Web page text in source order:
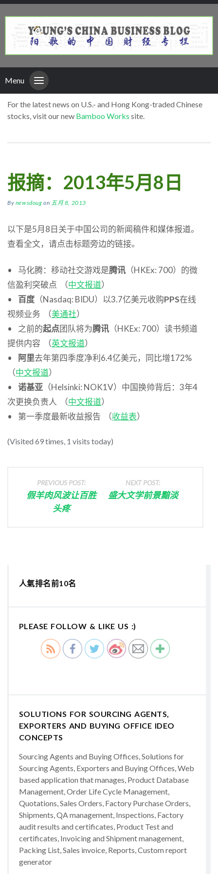
Menu
For the latest news on U.S.- and Hong Kong-traded Chinese
stocks, visit our new Bamboo Works site.
报摘：2013年5月8日
By newsdoug on 五月 8, 2013
以下是5月8日关于中国公司的新闻稿件和媒体报道。
查看全文，请点击标题旁边的链接。
• 马化腾：移动社交游戏是腾讯 （HKEx: 700）的微
信盈利突破点 （中文报道）
• 百度 （Nasdaq: BIDU）以3.7亿美元收购PPS在线
视频业务 （美通社）
• 之前的起点团队将为腾讯 （HKEx: 700）读书频道
提供内容 （英文报道）
•
阿里去年第四季度净利6.4亿美元，同比增172%
（中文报道）
• 诺基亚 （Helsinki: NOK1V）中国换帅背后：3年4
次更换负责人 （中文报道）
• 第一季度最新收益报告 （收益表）
(Visited 69 times, 1 visits today)
PREVIOUS POST:
假羊肉风波让百胜
头疼
NEXT POST:
盛大文学前景黯淡
人氣排名前10名
PLEASE FOLLOW & LIKE US :)
SOLUTIONS FOR SOURCING AGENTS,
EXPORTERS AND BUYING OFFICE IDEO
CONCEPTS
Sourcing Agents and Buying Offices, Solutions for
Sourcing Agents, Exporters and Buying Offices, Web
based application that manages, Product Database
Management, Order Life Cycle Management,
Quotations, Sales Orders, Factory Purchase Orders,
Shipments, QA management, Inspections, Factory
audit results and certificates, Product Test and
certificates, Invoicing and Shipment management,
Packing List, Sales invoice, Reports, Custom report
generator